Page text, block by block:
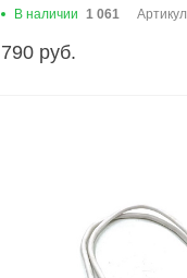
В наличии 1 061 Артикул
790 руб.